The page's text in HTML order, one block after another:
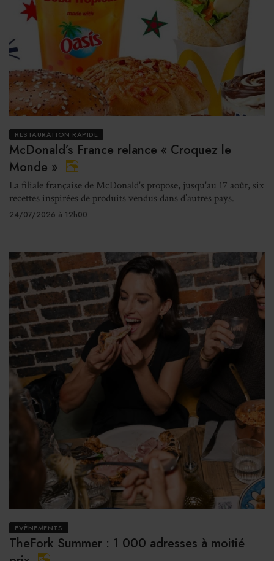
RESTAURATION RAPIDE
McDonald’s France relance « Croquez le
Monde »
La filiale française de McDonald's propose, jusqu'au 17 août, six
recettes inspirées de produits vendus dans d’autres pays.
24/07/2026 à 12h00
EVÈNEMENTS
TheFork Summer : 1 000 adresses à moitié